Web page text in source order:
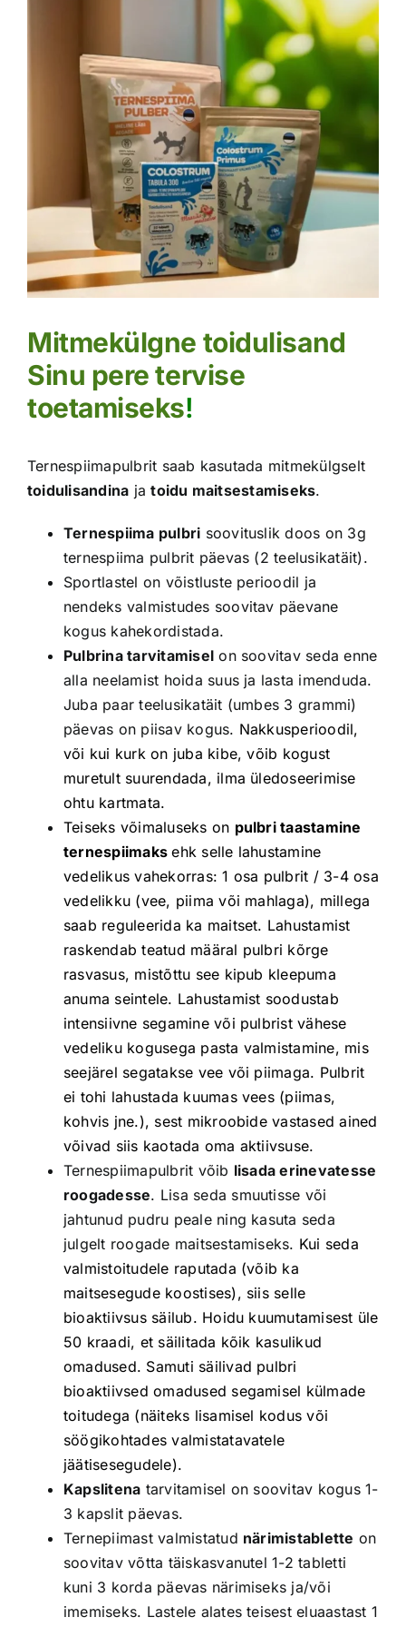
Mitmekülgne toidulisand
Sinu pere tervise
toetamiseks!
Ternespiimapulbrit saab kasutada mitmekülgselt
toidulisandina jatoidu maitsestamiseks.
Ternespiima pulbri soovituslik doos on 3g
ternespiima pulbrit päevas (2 teelusikatäit).
Sportlastel on võistluste perioodil ja
nendeks valmistudes soovitav päevane
kogus kahekordistada.
Pulbrina tarvitamisel on soovitav seda enne
alla neelamist hoida suus ja lasta imenduda.
Juba paar teelusikatäit (umbes 3 grammi)
päevas on piisav kogus. Nakkusperioodil,
või kui kurk on juba kibe, võib kogust
muretult suurendada, ilma üledoseerimise
ohtu kartmata.
Teiseks võimaluseks on pulbri taastamine
ternespiimaksehk selle lahustamine
vedelikus vahekorras: 1 osa pulbrit / 3-4 osa
vedelikku (vee, piima või mahlaga), millega
saab reguleerida ka maitset. Lahustamist
raskendab teatud määral pulbri kõrge
rasvasus, mistõttu see kipub kleepuma
anuma seintele. Lahustamist soodustab
intensiivne segamine või pulbrist vähese
vedelikukogusega pasta valmistamine, mis
seejärel segatakse vee või piimaga. Pulbrit
ei tohi lahustada kuumas vees (piimas,
kohvis jne.), sest mikroobide vastased ained
võivad siis kaotada oma aktiivsuse.
Ternespiimapulbrit võib lisada erinevatesse
roogadesse. Lisa seda smuutisse või
jahtunud pudru peale ning kasuta seda
julgelt roogade maitsestamiseks. Kui seda
valmistoitudele raputada (võib ka
maitsesegude koostises), siis selle
bioaktiivsus säilub. Hoidu kuumutamisest üle
50 kraadi, et säilitada kõik kasulikud
omadused. Samuti säilivad pulbri
bioaktiivsed omadused segamisel külmade
toitudega (näiteks lisamisel kodus või
söögikohtades valmistatavatele
jäätisesegudele).
Kapslitena tarvitamisel on soovitav kogus 1-
3 kapslit päevas.
Ternepiimast valmistatud närimistablette on
soovitav võtta täiskasvanutel 1-2 tabletti
kuni 3 korda päevas närimiseks ja/või
imemiseks. Lastele alates teisest eluaastast 1